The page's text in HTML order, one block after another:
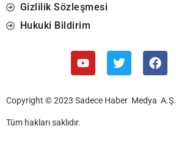
Gizlilik Sözleşmesi
Hukuki Bildirim
Copyright © 2023 Sadece Haber Medya A.Ş.
Tüm hakları saklıdır.